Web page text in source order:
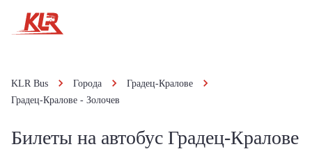
KLR Bus Города
Градец-Кралове
Градец-Кралове - Золочев
Билеты на автобус Градец-Кралове